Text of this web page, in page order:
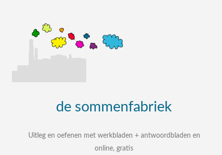
de sommenfabriek
Uitleg en oefenen met werkbladen + antwoordbladen en
online, gratis